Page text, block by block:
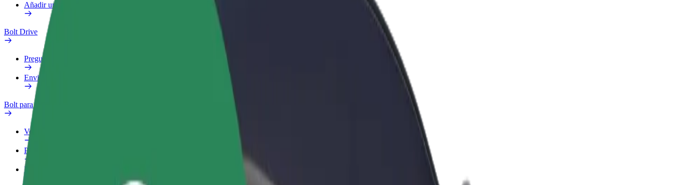
Añadir un restaurante o tienda
Bolt Drive
Preguntas frecuentes
Enviar aviso sobre un vehículo
Bolt para empresas
Ventajas
Perfil de trabajo
Productos